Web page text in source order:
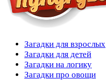
Загадки для взрослых
Загадки для детей
Загадки на логику
Загадки про овощи